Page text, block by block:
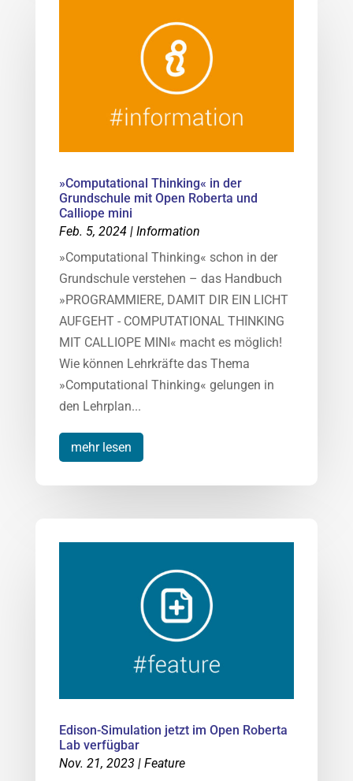
»Computational Thinking« in der
Grundschule mit Open Roberta und
Calliope mini
Feb. 5, 2024| Information
»Computational Thinking« schon in der
Grundschule verstehen – das Handbuch
»PROGRAMMIERE, DAMIT DIR EIN LICHT
AUFGEHT - COMPUTATIONAL THINKING
MIT CALLIOPE MINI« macht es möglich!
Wie können Lehrkräfte das Thema
»Computational Thinking« gelungen in
den Lehrplan...
mehr lesen
Edison-Simulation jetzt im Open Roberta
Lab verfügbar
Nov. 21, 2023| Feature